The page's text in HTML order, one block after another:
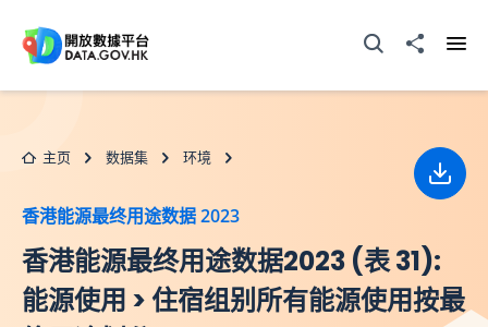
打开搜寻器分享至
主页 数据集 环境
香港能源最终用途数据 2023
香港能源最终用途数据2023 (表 31):
能源使用 > 住宿组别所有能源使用按最
下载